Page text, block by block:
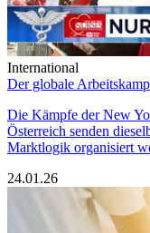
International
Der globale
Die Kämpfe der New
Österreich senden
Marktlogik organisiert
24.01.26